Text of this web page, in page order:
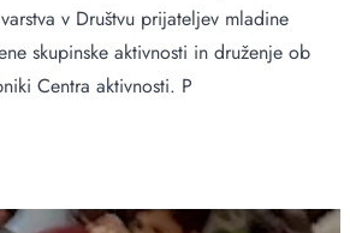
v Društvu prijateljev mladine
skupinske aktivnosti in druženje ob
Centra aktivnosti. P